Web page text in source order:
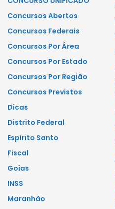
Concursos Abertos
Concursos Federais
Concursos Por Área
Concursos Por Estado
Concursos Por Região
Concursos Previstos
Dicas
Distrito Federal
Espírito Santo
Fiscal
Goias
INSS
Maranhão